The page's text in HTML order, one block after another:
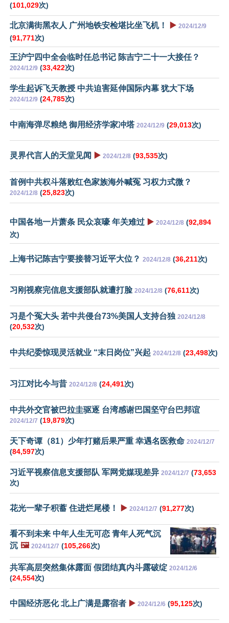
(101,029次)
北京满街黑衣人 广州地铁安检堪比坐飞机！ ▶️ 2024/12/9
(91,771次)
王沪宁四中全会临时任总书记 陈吉宁二十一大接任？
2024/12/9 (33,422次)
学生起诉飞天教授 中共迫害延伸国际内幕 犹大下场
2024/12/9 (24,785次)
中南海弹尽粮绝 御用经济学家冲塔 2024/12/9 (29,013次)
灵界代言人的天堂见闻 ▶️ 2024/12/8 (93,535次)
首例中共权斗落败红色家族海外喊冤 习权力式微？
2024/12/8 (25,823次)
中国各地一片萧条 民众哀嚎 年关难过 ▶️ 2024/12/8 (92,894
次)
上海书记陈吉宁要接替习近平大位？ 2024/12/8 (36,211次)
习刚视察完信息支援部队就遭打脸 2024/12/8 (76,611次)
习是个冤大头 若中共侵台73%美国人支持台独 2024/12/8
(20,532次)
中共纪委惊现灵活就业 “末日岗位”兴起 2024/12/8 (23,498次)
习江对比今与昔 2024/12/8 (24,491次)
中共外交官被巴拉圭驱逐 台湾感谢巴国坚守台巴邦谊
2024/12/7 (19,879次)
天下奇谭（81）少年打赌后果严重 幸遇名医救命 2024/12/7
(84,597次)
习近平视察信息支援部队 军网党媒现差异 2024/12/7 (73,653
次)
花光一辈子积蓄 住进烂尾楼！ ▶️ 2024/12/7 (91,277次)
看不到未来 中年人生无可恋 青年人死气沉
沉 🖼️ 2024/12/7 (105,266次)
共军高层突然集体露面 假团结真内斗露破绽 2024/12/6
(24,554次)
中国经济恶化 北上广满是露宿者 ▶️ 2024/12/6 (95,125次)